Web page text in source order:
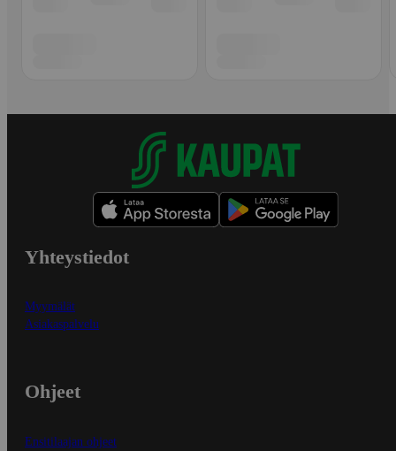
Yhteystiedot
Myymälät
Asiakaspalvelu
Ohjeet
Ensitilaajan ohjeet